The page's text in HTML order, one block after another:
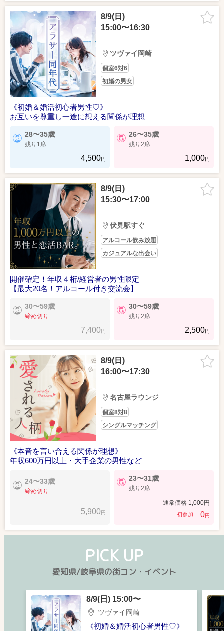
8/9(日)
15:00〜16:30
ツヴァイ岡崎
個室6対6
初婚の男女
《初婚＆婚活初心者男性♡》
お互いを尊重し一途に想える関係が理想
28〜35歳
残り1席
4,500円
26〜35歳
残り2席
1,000円
8/9(日)
15:30〜17:00
伏見駅すぐ
アルコール飲み放題
カジュアルな出会い
開催確定！年収４桁/経営者の男性限定
【最大20名！アルコール付き交流会】
30〜59歳
締め切り
7,400円
30〜59歳
残り2席
2,500円
8/9(日)
16:00〜17:30
名古屋ラウンジ
個室8対8
シングルマッチング
《本音を言い合える関係が理想》
年収600万円以上・大手企業の男性など
24〜33歳
締め切り
5,900円
23〜31歳
残り2席
通常価格 1,000円
初参加 0円
PICK UP
愛知県/岐阜県の街コン・イベント
8/9(日) 15:00〜
ツヴァイ岡崎
《初婚＆婚活初心者男性♡》